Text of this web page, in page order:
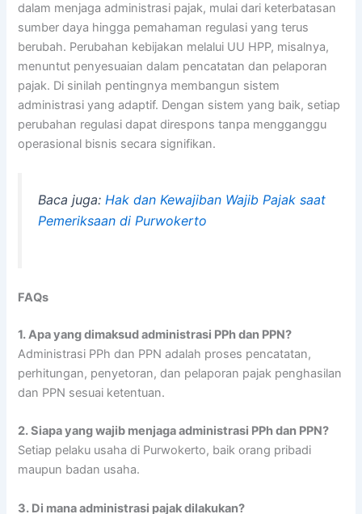
dalam menjaga administrasi pajak, mulai dari keterbatasan
sumber daya hingga pemahaman regulasi yang terus
berubah. Perubahan kebijakan melalui UU HPP, misalnya,
menuntut penyesuaian dalam pencatatan dan pelaporan
pajak. Di sinilah pentingnya membangun sistem
administrasi yang adaptif. Dengan sistem yang baik, setiap
perubahan regulasi dapat direspons tanpa mengganggu
operasional bisnis secara signifikan.
Baca juga:Hak dan Kewajiban Wajib Pajak saat
Pemeriksaan di Purwokerto
FAQs
1.Apa yang dimaksud administrasi PPh dan PPN?
Administrasi PPh dan PPN adalah proses pencatatan,
perhitungan, penyetoran, dan pelaporan pajak penghasilan
dan PPN sesuai ketentuan.
2.Siapa yang wajib menjaga administrasi PPh dan PPN?
Setiap pelaku usaha di Purwokerto, baik orang pribadi
maupun badan usaha.
3. Di mana administrasi pajak dilakukan?